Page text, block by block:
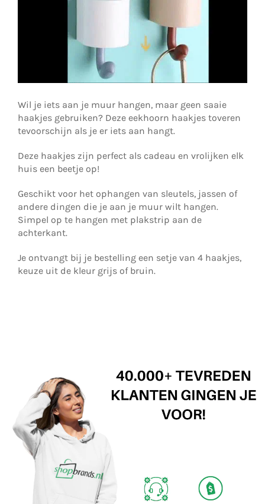
Wil je iets aan je muur hangen, maar geen saaie
haakjes gebruiken? Deze eekhoorn haakjes toveren
tevoorschijn als je er iets aan hangt.
Deze haakjes zijn perfect als cadeau en vrolijken elk
huis een beetje op!
Geschikt voor het ophangen van sleutels, jassen of
andere dingen die je aan je muur wilt hangen.
Simpel op te hangen met plakstrip aan de
achterkant.
Je ontvangt bij je bestelling een setje van 4 haakjes,
keuze uit de kleur grijs of bruin.